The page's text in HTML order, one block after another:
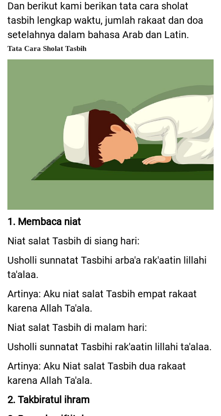
Dan berikut kami berikan tata cara sholat
tasbih lengkap waktu, jumlah rakaat dan doa
setelahnya dalam bahasa Arab dan Latin.
Tata Cara Sholat Tasbih
1. Membaca niat
Niat salat Tasbih di siang hari:
Usholli sunnatat Tasbihi arba'a rak'aatin lillahi
ta'alaa.
Artinya: Aku niat salat Tasbih empat rakaat
karena Allah Ta'ala.
Niat salat Tasbih di malam hari:
Usholli sunnatat Tasbihi rak'aatin lillahi ta'alaa.
Artinya: Aku Niat salat Tasbih dua rakaat
karena Allah Ta'ala.
2. Takbiratul ihram